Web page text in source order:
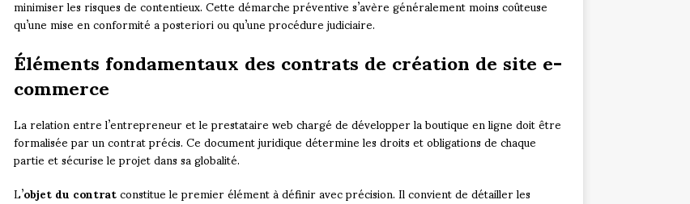
qu’une mise en conformité a posteriori ou qu’une procédure judiciaire.
Éléments fondamentaux des contrats de création de site e-
commerce
La relation entre l’entrepreneur et le prestataire web chargé de développer la boutique en ligne doit être
formalisée par un contrat précis. Ce document juridique détermine les droits et obligations de chaque
partie et sécurise le projet dans sa globalité.
L’objet du contratconstitue le premier élément à définir avec précision. Il convient de détailler les